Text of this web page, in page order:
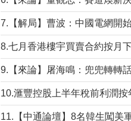
8.七月香港樓宇買賣合約按月
10.滙豐控股上半年稅前利潤按